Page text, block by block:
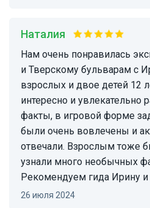
Наталия
Нам очень понравилась экскурсия по Никитскому
и Тверскому бульварам с
взрослых и двое детей 12
интересно и увлекательно
факты, в игровой форме
были очень вовлечены и
отвечали. Взрослым тоже
узнали много необычных
Рекомендуем гида Ирину
26 июля 2024